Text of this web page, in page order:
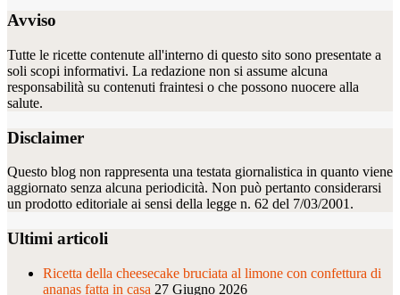
Avviso
Tutte le ricette contenute all'interno di questo sito sono presentate a
soli scopi informativi. La redazione non si assume alcuna
responsabilità su contenuti fraintesi o che possono nuocere alla
salute.
Disclaimer
Questo blog non rappresenta una testata giornalistica in quanto viene
aggiornato senza alcuna periodicità. Non può pertanto considerarsi
un prodotto editoriale ai sensi della legge n. 62 del 7/03/2001.
Ultimi articoli
Ricetta della cheesecake bruciata al limone con confettura di
ananas fatta in casa 27 Giugno 2026